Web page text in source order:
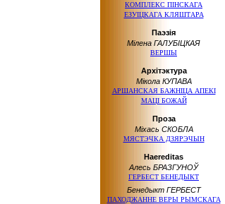
КОМПЛЕКС ПІНСКАГА
ЕЗУІЦКАГА КЛЯШТАРА
Паэзія
Мілена ГАЛУБІЦКАЯ
ВЕРШЫ
Архітэктура
Мікола КУПАВА
АРШАНСКАЯ БАЖНІЦА АПЕКІ
МАЦІ БОЖАЙ
Проза
Міхась СКОБЛА
МЯСТЭЧКА ДЗЯРЭЧЫН
Haereditas
Алесь БРАЗГУНОЎ
ГЕРБЕСТ БЕНЕДЫКТ
Бенедыкт ГЕРБЕСТ
ПАХОДЖАННЕ ВЕРЫ РЫМСКАГА